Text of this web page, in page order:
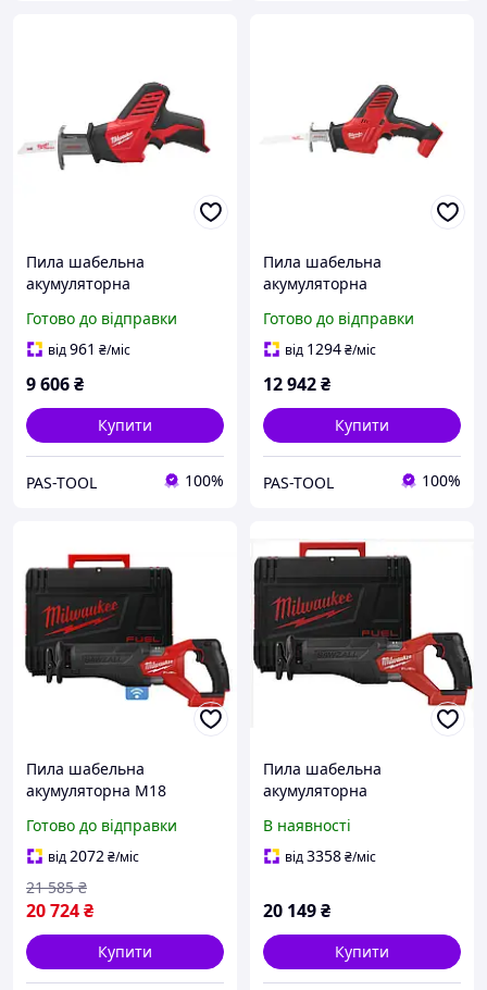
Пила шабельна
акумуляторна
(каркас, полотно,
картонне паковання)
Готово до відправки
від961 ₴/міс
9 606₴
Купити
PAS-TOOL 100%
Пила шабельна
акумуляторна
(каркас, полотно)
Готово до відправки
від 1294₴/міс
12 942₴
Купити
PAS-TOOL 100%
Пила шабельна
акумуляторна M18
(без акумулятору та
зарядного пристрою)
Готово до відправки
від2072₴/міс
20 724₴
21 585 ₴
Купити
Пила шабельна
акумуляторна
полотно, HD кейс)
В наявності
від3358₴/міс
20 149₴
Купити